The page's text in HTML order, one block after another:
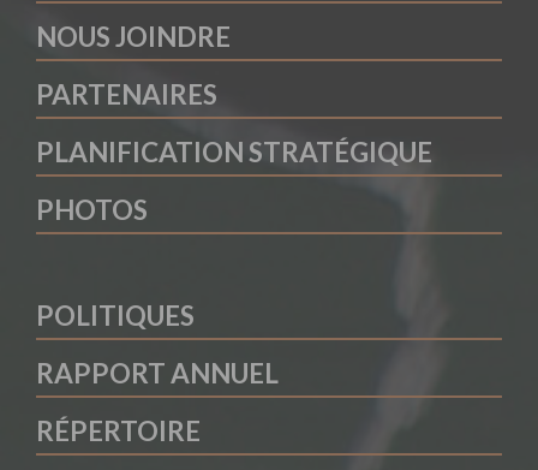
NOUS JOINDRE
PARTENAIRES
PLANIFICATION STRATÉGIQUE
PHOTOS
POLITIQUES
RAPPORT ANNUEL
RÉPERTOIRE